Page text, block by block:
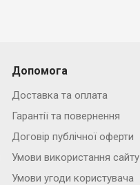
Допомога
Доставка та оплата
Гарантії та повернення
Договір публічної оферти
Умови використання сайту
Умови угоди користувача